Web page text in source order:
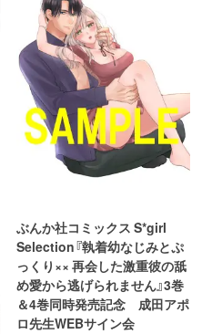
ぶんか社コミックス S*girl
Selection『執着幼なじみとぷ
っくり×× 再会した激重彼の舐
め愛から逃げられません』3巻
＆4巻同時発売記念 成田アポ
ロ先生WEBサイン会